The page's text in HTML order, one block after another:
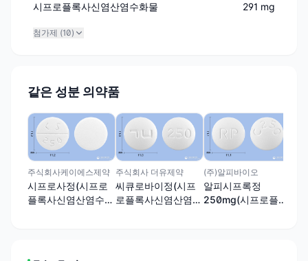
시프로플록사신염산염수화물 291 mg
첨가제 (10)
같은 성분 의약품
주식회사케이에스제약
시프로사정(시프로
플록사신염산염수화
주식회사 더유제약
씨큐로바이정(시프
로플록사신염산염수
(주)알피바이오
알피시프록정
250mg(시프로플록